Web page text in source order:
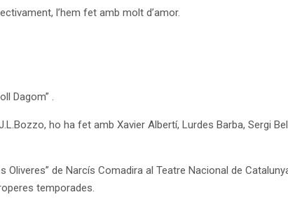
l’hem fet amb molt d’amor.
Dagom” .
ho ha fet amb Xavier Albertí, Lurdes Barba, Sergi
de Narcís Comadira al Teatre Nacional de
temporades.